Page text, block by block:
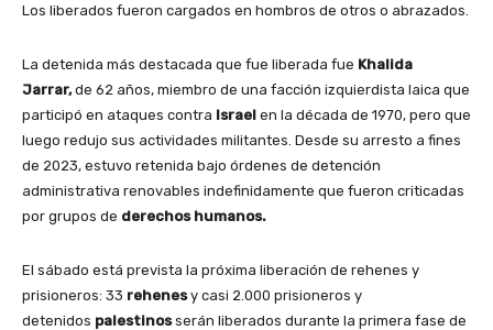
Los liberados fueron cargados en hombros de otros o abrazados.
La detenida más destacada que fue liberada fue Khalida
Jarrar,de 62 años, miembro de una facción izquierdista laica que
participó en ataques contra Israel en la década de 1970, pero que
luego redujo sus actividades militantes. Desde su arresto a fines
de 2023, estuvo retenida bajo órdenes de detención
administrativa renovables indefinidamente que fueron criticadas
por grupos de derechos humanos.
El sábado está prevista la próxima liberación de rehenes y
prisioneros: 33 rehenesy casi 2.000 prisioneros y
detenidos palestinosserán liberados durante la primera fase de